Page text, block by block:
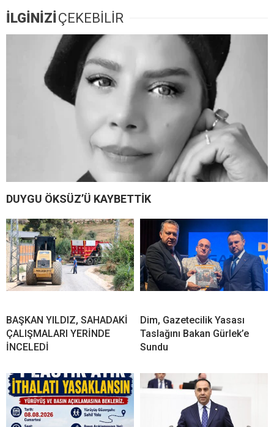
İLGİNİZİÇEKEBİLİR
DUYGU ÖKSÜZ’Ü KAYBETTİK
BAŞKAN YILDIZ, SAHADAKİ
ÇALIŞMALARI YERİNDE
İNCELEDİ
Dim, Gazetecilik Yasası
Taslağını Bakan Gürlek’e
Sundu